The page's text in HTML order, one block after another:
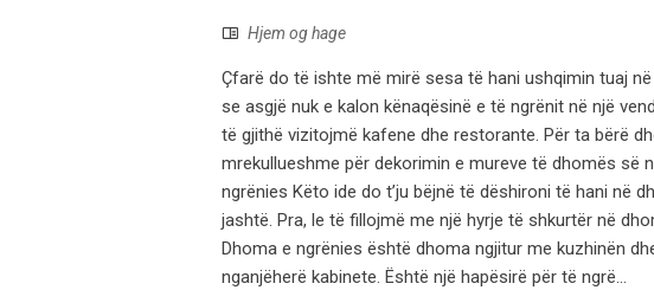
Hjem og hage
Çfarë do të ishte më mirë sesa të hani ushqimin tuaj
se asgjë nuk e kalon kënaqësinë e të ngrënit në një
të gjithë vizitojmë kafene dhe restorante. Për ta bërë
mrekullueshme për dekorimin e mureve të dhomës së
ngrënies Këto ide do t’ju bëjnë të dëshironi të hani në
jashtë. Pra, le të fillojmë me një hyrje të shkurtër në
Dhoma e ngrënies është dhoma ngjitur me kuzhinën
nganjëherë kabinete. Është një hapësirë ​​për të ngrë...